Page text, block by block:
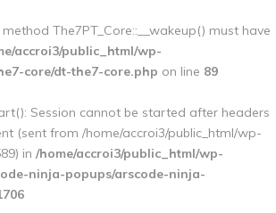
The7PT_Core::__wakeup() must have
accroi3/public_html/wp-
core/dt-the7-core.php on line 89
Session cannot be started after headers
(sent from /home/accroi3/public_html/wp-
in /home/accroi3/public_html/wp-
ninja-popups/arscode-ninja-